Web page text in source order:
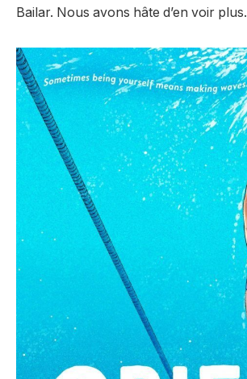
Bailar. Nous avons hâte d’en voir plus.